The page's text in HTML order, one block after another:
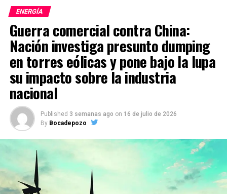
ENERGÍA
Guerra comercial contra China:
Nación investiga presunto dumping
en torres eólicas y pone bajo la lupa
su impacto sobre la industria
nacional
Published 3 semanas ago on 16 de julio de 2026
By Bocadepozo